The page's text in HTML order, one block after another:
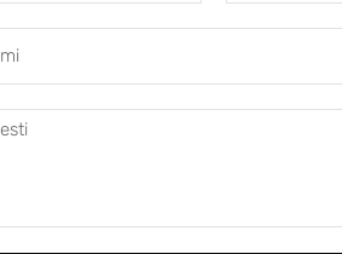
sinun on tehtävä laajennetun
vain tuotteesi Internet-